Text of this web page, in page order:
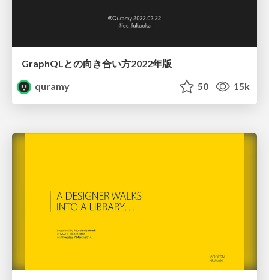
GraphQLとの向き合い方2022年版
quramy
50 15k